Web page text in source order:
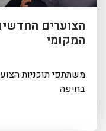
הצוערים
המקומי
משתתפי תוכניות
בחיפה